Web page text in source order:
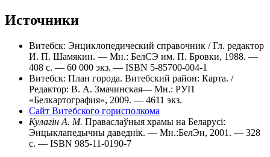
Источники
Витебск: Энциклопедический справочник / Гл. редактор
И. П. Шамякин. — Мн.: БелСЭ им. П. Бровки, 1988. —
408 с. — 60 000 экз. — ISBN 5-85700-004-1
Витебск: План города. Витебский район: Карта. /
Редактор: В. А. Змачинская— Мн.: РУП
«Белкартография», 2009. — 4611 экз.
Сайт Витебского горисполкома
Кулагін А. М. Праваслаўныя храмы на Беларусі:
Энцыклапедычны даведнік. — Мн.:БелЭн, 2001. — 328
с. — ISBN 985-11-0190-7